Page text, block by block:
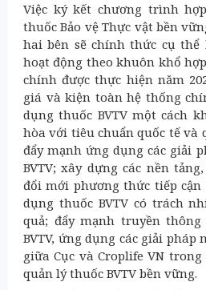
Việc ký kết chương trình
thuốc Bảo vệ Thực vật bền
hai bên sẽ chính thức cụ
hoạt động theo khuôn khổ
chính được thực hiện năm
giá và kiện toàn hệ thống
dụng thuốc BVTV một cách
hòa với tiêu chuẩn quốc tế và
đẩy mạnh ứng dụng các giải
BVTV; xây dựng các nền
đổi mới phương thức tiếp cận
dụng thuốc BVTV có trách
quả; đẩy mạnh truyền
BVTV, ứng dụng các giải
giữa Cục và Croplife VN
quản lý thuốc BVTV bền vững.